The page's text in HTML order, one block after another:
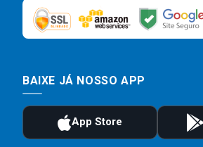
BAIXE JÁ NOSSO APP